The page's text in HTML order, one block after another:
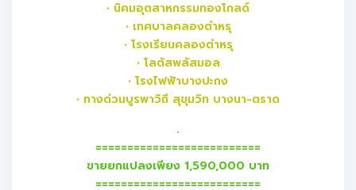
• นิคมอุตสาหกรรมทองโกลด์
• เทศบาลคลองตำหรุ
• โรงเรียนคลองตำหรุ
• โลตัสพลัสมอล
• โรงไฟฟ้าบางปะกง
• ทางด่วนบูรพาวิถี สุขุมวิท บางนา-ตราด
.
==========================
ขายยกแปลงเพียง 1,590,000 บาท
==========================